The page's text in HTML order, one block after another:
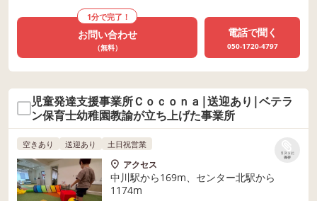
1分で完了！
お問い合わせ
（無料）
電話で聞く
050-1720-4797
児童発達支援事業所Ｃｏｃｏｎａ|送迎あり|ベテラ
ン保育士幼稚園教諭が立ち上げた事業所
リストに
保存
空きあり 送迎あり 土日祝営業
アクセス
中川駅から169m、センター北駅から
1174m